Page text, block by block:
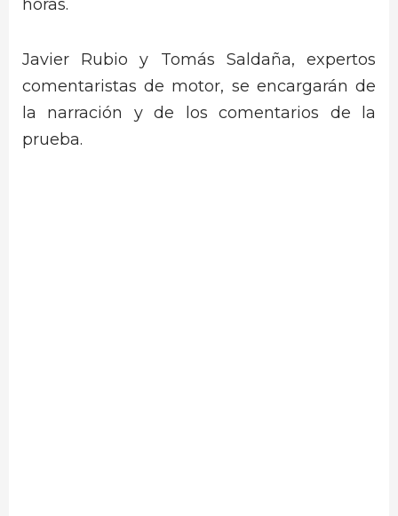
horas.
Javier Rubio y Tomás Saldaña, expertos
comentaristas de motor, se encargarán de
la narración y de los comentarios de la
prueba.